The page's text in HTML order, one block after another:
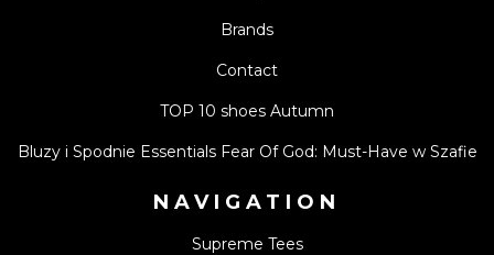
Brands
Contact
TOP 10 shoes Autumn
Bluzy i Spodnie Essentials Fear Of God: Must-Have w Szafie
NAVIGATION
Supreme Tees